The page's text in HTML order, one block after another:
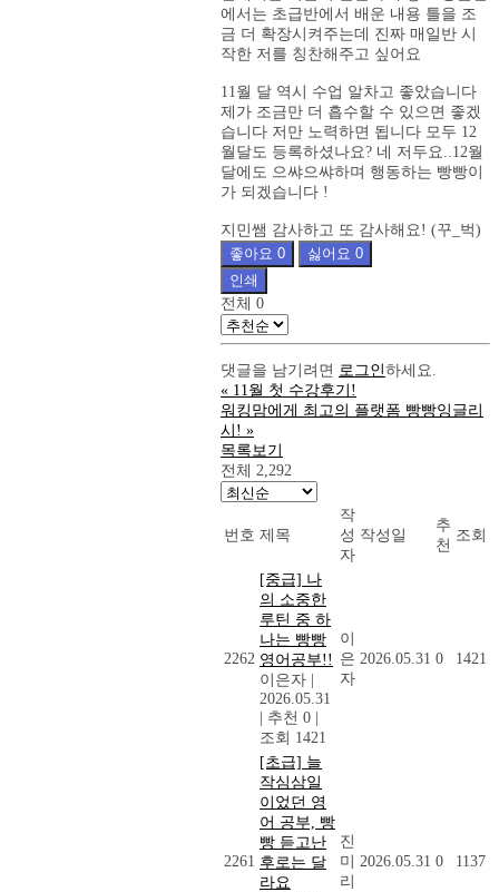
에서는 초급반에서 배운 내용 틀을 조
금 더 확장시켜주는데 진짜 매일반 시
작한 저를 칭찬해주고 싶어요
11월 달 역시 수업 알차고 좋았습니다
제가 조금만 더 흡수할 수 있으면 좋겠
습니다 저만 노력하면 됩니다 모두 12
월달도 등록하셨나요? 네 저두요..12월
달에도 으쌰으쌰하며 행동하는 빵빵이
가 되겠습니다 !
지민쌤 감사하고 또 감사해요! (꾸_벅)
좋아요 0 싫어요 0
인쇄
전체 0
댓글을 남기려면 로그인하세요.
« 11월 첫 수강후기!
워킹맘에게 최고의 플랫폼 빵빵잉글리
시! »
목록보기
전체 2,292
번호 제목
작
성
자
작성일
추
천
조회
2262
[중급] 나
의 소중한
루틴 중 하
나는 빵빵
영어공부!!
이은자 |
2026.05.31
| 추천 0 |
조회 1421
이
은
자
2026.05.31 0 1421
2261
[초급] 늘
작심삼일
이었던 영
어 공부, 빵
빵 듣고난
후로는 달
라요
진
미
리
2026.05.31 0 1137